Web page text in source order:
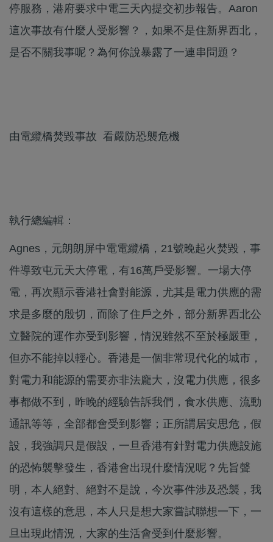
停服務，港府要求中電三天內提交初步報告。Aaron
這次事故有什麼人受影響？，如果不是住新界西北，
是否不關我事呢？為何你說暴露了一連串問題？
由電纜橋焚毀事故 看嚴防恐襲危機
執行總編輯：
Agnes，元朗朗屏中電電纜橋，21號晚起火焚毀，事
件導致屯元天大停電，有16萬戶受影響。一場大停
電，再次顯示香港社會對能源，尤其是電力供應的需
求是多麼的殷切，而除了住戶之外，部分新界西北公
立醫院的運作亦受到影響，情況雖然不至於極嚴重，
但亦不能掉以輕心。香港是一個非常現代化的城市，
對電力和能源的需要亦非法龐大，沒電力供應，很多
事都做不到，昨晚的經驗告訴我們，食水供應、流動
通訊等等，全部都會受到影響；正所謂居安思危，假
設，我強調只是假設，一旦香港有針對電力供應設施
的恐怖襲擊發生，香港會出現什麼情況呢？先旨聲
明，本人絕對、絕對不是說，今次事件涉及恐襲，我
沒有這樣的意思，本人只是想大家嘗試聯想一下，一
旦出現此情況，大家的生活會受到什麼影響。